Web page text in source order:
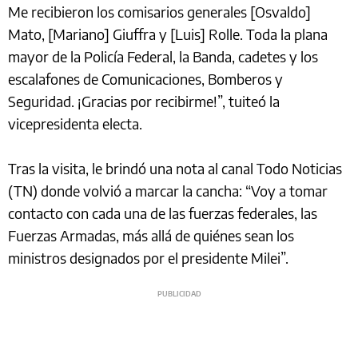
Me recibieron los comisarios generales [Osvaldo]
Mato, [Mariano] Giuffra y [Luis] Rolle. Toda la plana
mayor de la Policía Federal, la Banda, cadetes y los
escalafones de Comunicaciones, Bomberos y
Seguridad. ¡Gracias por recibirme!”, tuiteó la
vicepresidenta electa.
Tras la visita, le brindó una nota al canal Todo Noticias
(TN) donde volvió a marcar la cancha: “Voy a tomar
contacto con cada una de las fuerzas federales, las
Fuerzas Armadas, más allá de quiénes sean los
ministros designados por el presidente Milei”.